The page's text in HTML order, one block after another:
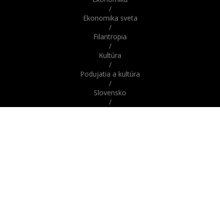
/
Ekonomika sveta
/
Filantropia
/
Kultúra
/
Podujatia a kultúra
/
Slovensko
/